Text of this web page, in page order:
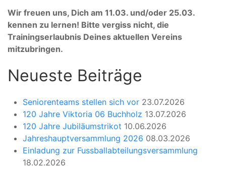
Wir freuen uns, Dich am 11.03. und/oder 25.03.
kennen zu lernen! Bitte vergiss nicht, die
Trainingserlaubnis Deines aktuellen Vereins
mitzubringen.
Neueste Beiträge
Seniorenteams stellen sich vor 23.07.2026
120 Jahre Viktoria 06 Buchholz 13.07.2026
120 Jahre Jubiläumstrikot 10.06.2026
Jahreshauptversammlung 2026 08.03.2026
Einladung zur Fussballabteilungsversammlung
18.02.2026